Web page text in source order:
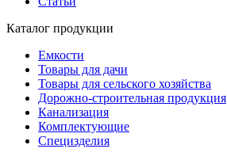
Каталог продукции
Емкости
Товары для дачи
Товары для сельского хозяйства
Дорожно-строительная продукция
Канализация
Комплектующие
Специзделия